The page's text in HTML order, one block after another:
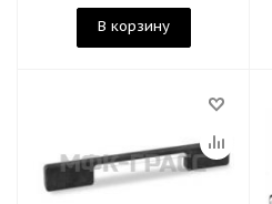
В корзину